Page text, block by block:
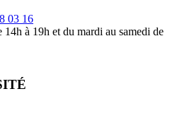
03 16
à 19h et du mardi au samedi de